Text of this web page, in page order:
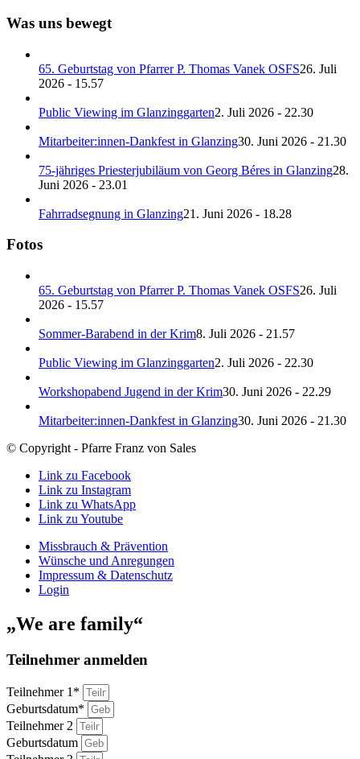
Was uns bewegt
65. Geburtstag von Pfarrer P. Thomas Vanek OSFS26. Juli
2026 - 15.57
Public Viewing im Glanzinggarten2. Juli 2026 - 22.30
Mitarbeiter:innen-Dankfest in Glanzing30. Juni 2026 - 21.30
75-jähriges Priesterjubiläum von Georg Béres in Glanzing28.
Juni 2026 - 23.01
Fahrradsegnung in Glanzing21. Juni 2026 - 18.28
Fotos
65. Geburtstag von Pfarrer P. Thomas Vanek OSFS26. Juli
2026 - 15.57
Sommer-Barabend in der Krim8. Juli 2026 - 21.57
Public Viewing im Glanzinggarten2. Juli 2026 - 22.30
Workshopabend Jugend in der Krim30. Juni 2026 - 22.29
Mitarbeiter:innen-Dankfest in Glanzing30. Juni 2026 - 21.30
© Copyright - Pfarre Franz von Sales
Link zu Facebook
Link zu Instagram
Link zu WhatsApp
Link zu Youtube
Missbrauch & Prävention
Wünsche und Anregungen
Impressum & Datenschutz
Login
„We are family“
Teilnehmer anmelden
Teilnehmer 1*
Geburtsdatum*
Teilnehmer 2
Geburtsdatum